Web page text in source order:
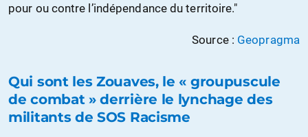
pour ou contre l’indépendance du territoire."
Source : Geopragma
Qui sont les Zouaves, le « groupuscule
de combat » derrière le lynchage des
militants de SOS Racisme